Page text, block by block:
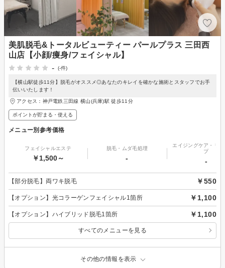
美肌脱毛&トータルビューティー パールプラス 三田西
山店【小顔/痩身/フェイシャル】
-
(-件)
【横山駅徒歩11分】脱毛がオススメ◎あなたのキレイを確かな施術とスタッフでお手
伝いいたします！
アクセス：神戸電鉄三田線 横山(兵庫)駅 徒歩11分
ポイントが貯まる・使える
メニュー別参考価格
フェイシャルエステ
￥1,500～
脱毛・ムダ毛処理
-
エイジングケア・リ
プ
-
【部分脱毛】両ワキ脱毛 ￥550
【オプション】光コラーゲンフェイシャル1箇所 ￥1,100
【オプション】ハイブリッド脱毛1箇所 ￥1,100
すべてのメニューを見る
その他の情報を表示